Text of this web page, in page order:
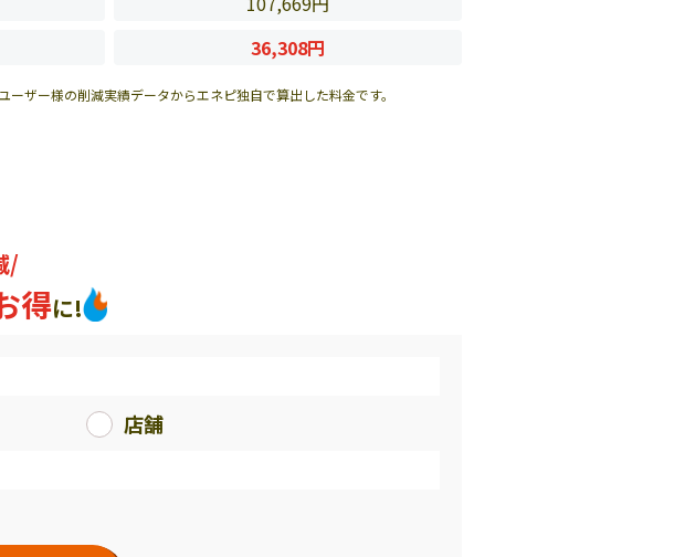
36,308円
ザー様の削減実績データからエネピ独自で算出した料金です。
/
得に!
店舗